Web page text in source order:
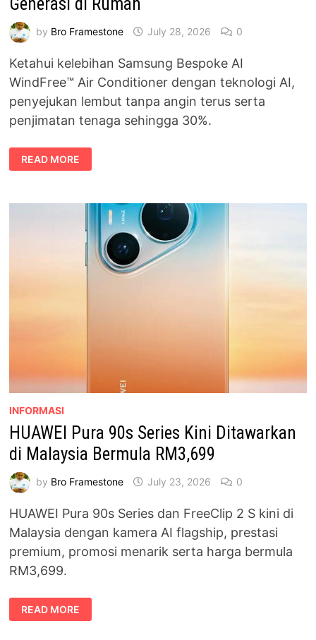
by Bro Framestone July 28, 2026 0
Ketahui kelebihan Samsung Bespoke AI
WindFree™ Air Conditioner dengan teknologi AI,
penyejukan lembut tanpa angin terus serta
penjimatan tenaga sehingga 30%.
SAMSUNG
BESPOKE
AI
KESELESAAN
READ MORE
INFORMASI
HUAWEI Pura 90s Series Kini Ditawarkan
di Malaysia Bermula RM3,699
by Bro Framestone July 23, 2026 0
HUAWEI Pura 90s Series dan FreeClip 2 S kini di
Malaysia dengan kamera AI flagship, prestasi
premium, promosi menarik serta harga bermula
RM3,699.
HUAWEI
PURA
90S
READ MORE